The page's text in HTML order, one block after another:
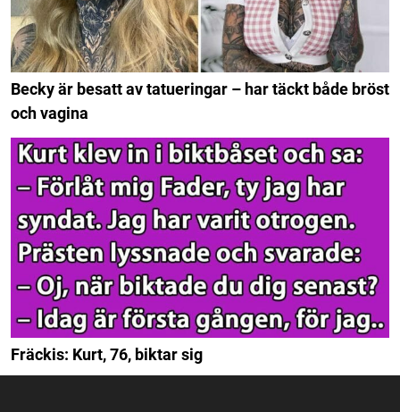
Becky är besatt av tatueringar – har täckt både bröst
och vagina
Fräckis: Kurt, 76, biktar sig